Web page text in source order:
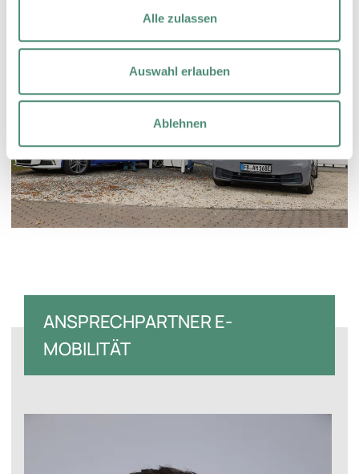
Alle zulassen
Auswahl erlauben
Ablehnen
ANSPRECHPARTNER E-
MOBILITÄT